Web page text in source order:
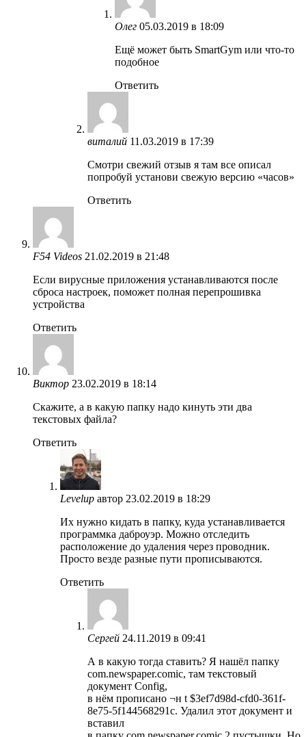
Олег 05.03.2019 в 18:09
Ещё может быть SmartGym или что-то
подобное
Ответить
виталий 11.03.2019 в 17:39
Смотри свежий отзыв я там все описал
попробуй установи свежую версию «часов»
Ответить
F54 Videos 21.02.2019 в 21:48
Если вирусные приложения устанавливаются после
сброса настроек, поможет полная перепрошивка
устройства
Ответить
Виктор 23.02.2019 в 18:14
Скажите, а в какую папку надо кинуть эти два
текстовых файла?
Ответить
Levelup автор 23.02.2019 в 18:29
Их нужно кидать в папку, куда устанавливается
программка даброуэр. Можно отследить
расположение до удаления через проводник.
Просто везде разные пути прописываются.
Ответить
Сергей 24.11.2019 в 09:41
А в какую тогда ставить? Я нашёл папку
com.newspaper.comic, там текстовый
документ Config,
в нём прописано ¬н t $3ef7d98d-cfd0-361f-
8e75-5f144568291c. Удалил этот документ и
вставил